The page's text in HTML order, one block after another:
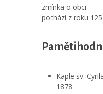
zmínka o obci
pochází z roku
Kaple sv.
1878